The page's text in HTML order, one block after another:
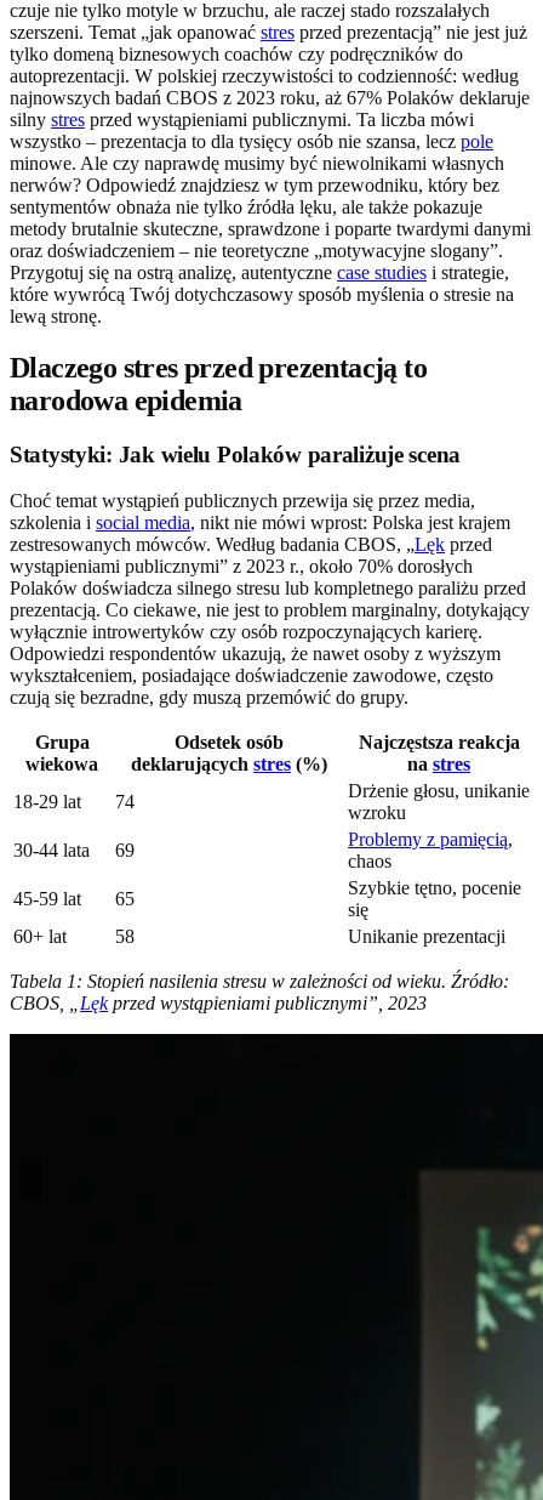
czuje nie tylko motyle w brzuchu, ale raczej stado rozszalałych
szerszeni. Temat „jak opanować stres przed prezentacją” nie jest już
tylko domeną biznesowych coachów czy podręczników do
autoprezentacji. W polskiej rzeczywistości to codzienność: według
najnowszych badań CBOS z 2023 roku, aż 67% Polaków deklaruje
silny stres przed wystąpieniami publicznymi. Ta liczba mówi
wszystko – prezentacja to dla tysięcy osób nie szansa, lecz pole
minowe. Ale czy naprawdę musimy być niewolnikami własnych
nerwów? Odpowiedź znajdziesz w tym przewodniku, który bez
sentymentów obnaża nie tylko źródła lęku, ale także pokazuje
metody brutalnie skuteczne, sprawdzone i poparte twardymi danymi
oraz doświadczeniem – nie teoretyczne „motywacyjne slogany”.
Przygotuj się na ostrą analizę, autentyczne case studies i strategie,
które wywrócą Twój dotychczasowy sposób myślenia o stresie na
lewą stronę.
Dlaczego stres przed prezentacją to
narodowa epidemia
Statystyki: Jak wielu Polaków paraliżuje scena
Choć temat wystąpień publicznych przewija się przez media,
szkolenia i social media, nikt nie mówi wprost: Polska jest krajem
zestresowanych mówców. Według badania CBOS, „Lęk przed
wystąpieniami publicznymi” z 2023 r., około 70% dorosłych
Polaków doświadcza silnego stresu lub kompletnego paraliżu przed
prezentacją. Co ciekawe, nie jest to problem marginalny, dotykający
wyłącznie introwertyków czy osób rozpoczynających karierę.
Odpowiedzi respondentów ukazują, że nawet osoby z wyższym
wykształceniem, posiadające doświadczenie zawodowe, często
czują się bezradne, gdy muszą przemówić do grupy.
Grupa
wiekowa
Odsetek osób
deklarujących stres (%)
Najczęstsza reakcja
na stres
18-29 lat
74
Drżenie głosu, unikanie
wzroku
30-44 lata
69
Problemy z pamięcią,
chaos
45-59 lat
65
Szybkie tętno, pocenie
się
60+ lat
58 Unikanie prezentacji
Tabela 1: Stopień nasilenia stresu w zależności od wieku. Źródło:
CBOS, „ Lękprzed wystąpieniami publicznymi”, 2023